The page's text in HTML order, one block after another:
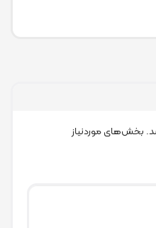
بخش‌های موردنیاز